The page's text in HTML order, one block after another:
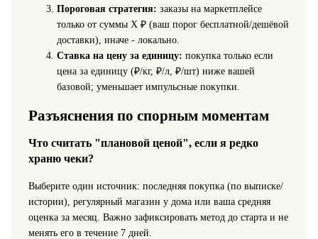
Пороговая стратегия: заказы на маркетплейсе
только от суммы X ₽ (ваш порог бесплатной/дешёвой
доставки), иначе - локально.
Ставка на цену за единицу: покупка только если
цена за единицу (₽/кг, ₽/л, ₽/шт) ниже вашей
базовой; уменьшает импульсные покупки.
Разъяснения по спорным моментам
Что считать "плановой ценой", если я редко
храню чеки?
Выберите один источник: последняя покупка (по выписке/
истории), регулярный магазин у дома или ваша средняя
оценка за месяц. Важно зафиксировать метод до старта и не
менять его в течение 7 дней.